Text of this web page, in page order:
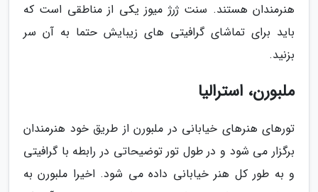
هنرمندان هستند. سنت ژرژ میوز یکی از مناطقی است که
باید برای تماشای گرافیتی های زیبایش حتما به آن سر
بزنید.
ملبورن، استرالیا
تورهای هنرهای خیابانی در ملبورن از طریق خود هنرمندان
برگزار می شود و در طول تور توضیحاتی در رابطه با گرافیتی
و به طور کل هنر خیابانی داده می شود. اخیرا ملبورن به